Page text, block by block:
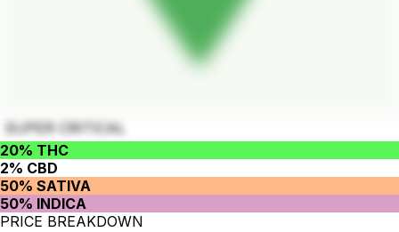
SUPER CRITICAL
20% THC
2% CBD
50% SATIVA
50% INDICA
PRICE BREAKDOWN